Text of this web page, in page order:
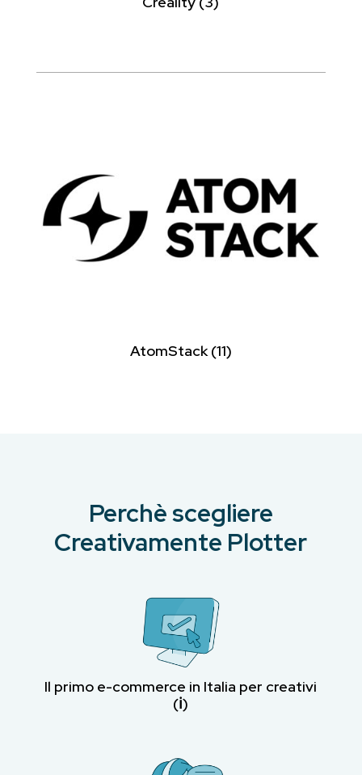
AtomStack (11)
Perchè scegliere
Creativamente Plotter
Il primo e-commerce in Italia per creativi
(ℹ︎)